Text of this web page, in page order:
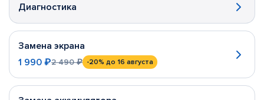
Диагностика
Замена экрана
1 990 ₽2 490 ₽ -20% до 16 августа